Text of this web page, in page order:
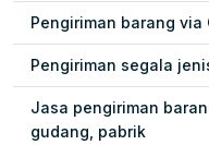
Pengiriman barang via
Pengiriman segala
Jasa pengiriman
gudang, pabrik